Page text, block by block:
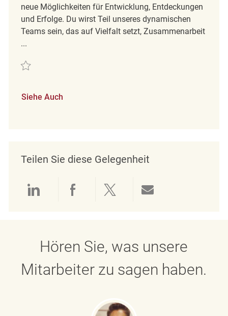
neue Möglichkeiten für Entwicklung, Entdeckungen
und Erfolge. Du wirst Teil unseres dynamischen
Teams sein, das auf Vielfalt setzt, Zusammenarbeit
...
Retten customer Experience coordinator REQ139460
Siehe Auch
Teilen Sie diese Gelegenheit
Über LinkedIn teilen
Über Facebook teilen
Über Twitter teilen
Hören Sie, was unsere
Mitarbeiter zu sagen haben.